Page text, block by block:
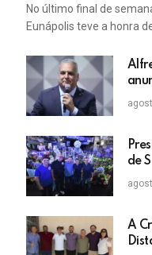
No último final de
Eunápolis teve a honra
de
A